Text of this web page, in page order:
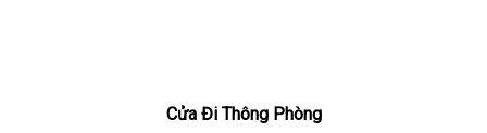
Cửa Đi Thông Phòng